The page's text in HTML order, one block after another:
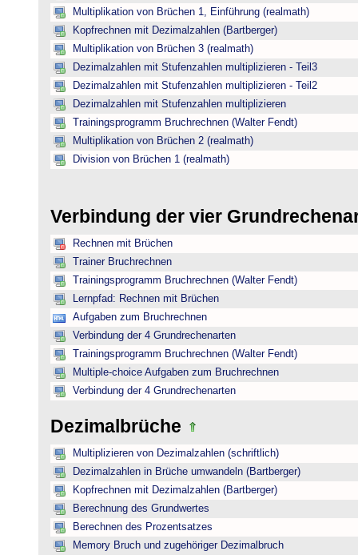
Multiplikation von Brüchen 1, Einführung (realmath)
Kopfrechnen mit Dezimalzahlen (Bartberger)
Multiplikation von Brüchen 3 (realmath)
Dezimalzahlen mit Stufenzahlen multiplizieren - Teil3
Dezimalzahlen mit Stufenzahlen multiplizieren - Teil2
Dezimalzahlen mit Stufenzahlen multiplizieren
Trainingsprogramm Bruchrechnen (Walter Fendt)
Multiplikation von Brüchen 2 (realmath)
Division von Brüchen 1 (realmath)
Verbindung der vier
Rechnen mit Brüchen
Trainer Bruchrechnen
Trainingsprogramm Bruchrechnen (Walter Fendt)
Lernpfad: Rechnen mit Brüchen
Aufgaben zum Bruchrechnen
Verbindung der 4 Grundrechenarten
Trainingsprogramm Bruchrechnen (Walter Fendt)
Multiple-choice Aufgaben zum Bruchrechnen
Verbindung der 4 Grundrechenarten
Dezimalbrüche
Multiplizieren von Dezimalzahlen (schriftlich)
Dezimalzahlen in Brüche umwandeln (Bartberger)
Kopfrechnen mit Dezimalzahlen (Bartberger)
Berechnung des Grundwertes
Berechnen des Prozentsatzes
Memory Bruch und zugehöriger Dezimalbruch